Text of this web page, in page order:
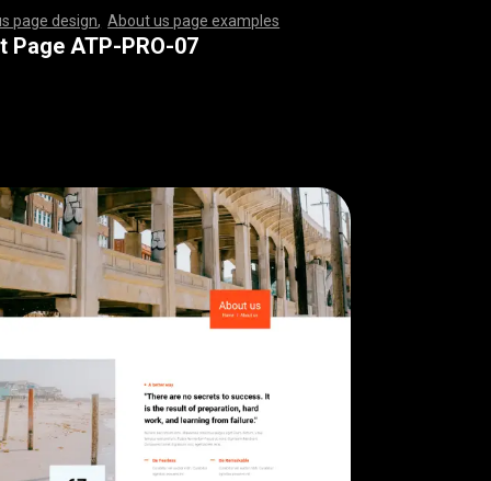
page design ,About us page examples
,,,,,,,,,,,,,,,, ,,,,,,,,,,,,,,,,,,,,,,,,,,,
,,,,,,,,,,,,,,,, ,,,,,,,,,,,,,,,,,,,,,,,,,,,
,,,,,,,,,,,,,,,, ,,,,,,,,,,,,,,,,,,,,,,,,,,,
,,,,,,,,,,,,,,,, ,,,,,,,,,,,,,,,,,,,,,,,,,,,
,,,,,,,,,,,,,,,, ,,,,,,,,,,,,,,,,,,,,,,,,,,,
,,,,,,,,,,,,,,,, ,,,,,,,,,,,,,,,,,,,,,,,,,,,
,,,,,,,,,,,,,,,, ,,,,,,,,,,,,,,,,,,,,,,,,,,,
,,,,,,,,,,,,,,,, ,,,,,,,,,,,,,,,,,,,,,,,,,,,
Page ATP-PRO-07